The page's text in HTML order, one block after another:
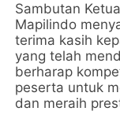
Sambutan
Mapilindo
terima kasih
yang telah
berharap
peserta untuk
dan meraih